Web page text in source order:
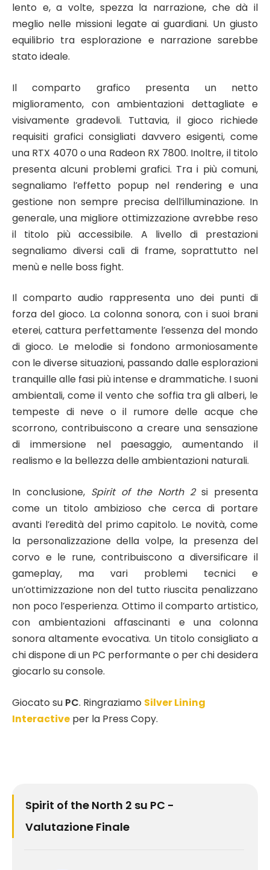
lento e, a volte, spezza la narrazione, che dà il
meglio nelle missioni legate ai guardiani. Un giusto
equilibrio tra esplorazione e narrazione sarebbe
stato ideale.
Il comparto grafico presenta un netto
miglioramento, con ambientazioni dettagliate e
visivamente gradevoli. Tuttavia, il gioco richiede
requisiti grafici consigliati davvero esigenti, come
una RTX 4070 o una Radeon RX 7800. Inoltre, il titolo
presenta alcuni problemi grafici. Tra i più comuni,
segnaliamo l’effetto popup nel rendering e una
gestione non sempre precisa dell’illuminazione. In
generale, una migliore ottimizzazione avrebbe reso
il titolo più accessibile. A livello di prestazioni
segnaliamo diversi cali di frame, soprattutto nel
menù e nelle boss fight.
Il comparto audio rappresenta uno dei punti di
forza del gioco. La colonna sonora, con i suoi brani
eterei, cattura perfettamente l’essenza del mondo
di gioco. Le melodie si fondono armoniosamente
con le diverse situazioni, passando dalle esplorazioni
tranquille alle fasi più intense e drammatiche. I suoni
ambientali, come il vento che soffia tra gli alberi, le
tempeste di neve o il rumore delle acque che
scorrono, contribuiscono a creare una sensazione
di immersione nel paesaggio, aumentando il
realismo e la bellezza delle ambientazioni naturali.
In conclusione, Spirit of the North 2si presenta
come un titolo ambizioso che cerca di portare
avanti l’eredità del primo capitolo. Le novità, come
la personalizzazione della volpe, la presenza del
corvo e le rune, contribuiscono a diversificare il
gameplay, ma vari problemi tecnici e
un’ottimizzazione non del tutto riuscita penalizzano
non poco l’esperienza. Ottimo il comparto artistico,
con ambientazioni affascinanti e una colonna
sonora altamente evocativa. Un titolo consigliato a
chi dispone di un PC performante o per chi desidera
giocarlo su console.
Giocato su PC. Ringraziamo Silver Lining
Interactive per la Press Copy.
Spirit of the North 2 su PC -
Valutazione Finale